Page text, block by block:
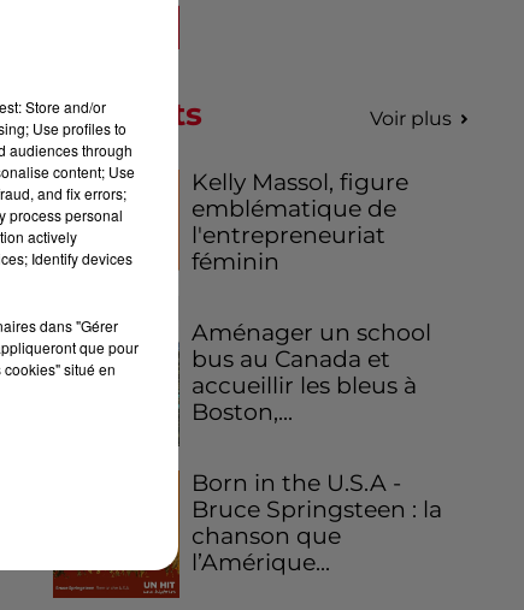
Podcasts Voir plus
Kelly Massol, figure
emblématique de
l'entrepreneuriat
féminin
Aménager un school
bus au Canada et
accueillir les bleus à
Boston,...
Born in the U.S.A -
Bruce Springsteen : la
chanson que
l’Amérique...
Store and/or
Use profiles to
audiences through
content; Use
and fix errors;
process personal
actively
Identify devices
dans "Gérer
que pour
situé en